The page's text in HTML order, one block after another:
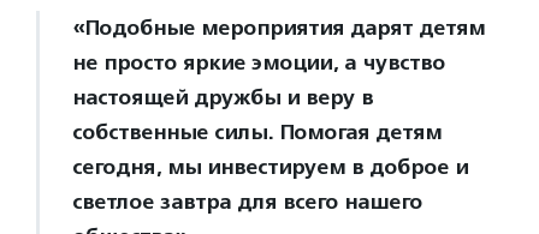
«Подобные мероприятия дарят детям
не просто яркие эмоции, а чувство
настоящей дружбы и веру в
собственные силы. Помогая детям
сегодня, мы инвестируем в доброе и
светлое завтра для всего нашего